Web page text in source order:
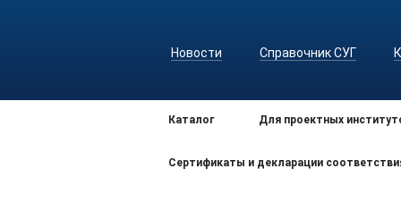
Новости Справочник СУГ
Каталог Для проектных
Сертификаты и декларации